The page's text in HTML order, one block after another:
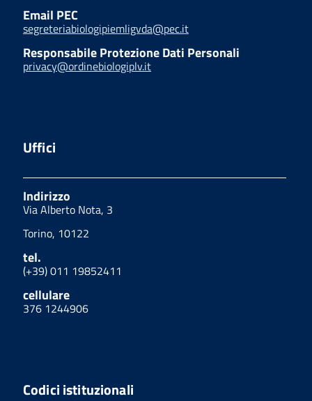
Email PEC
segreteriabiologipiemligvda@pec.it
Responsabile Protezione Dati Personali
privacy@ordinebiologiplv.it
Uffici
Indirizzo
Via Alberto Nota, 3
Torino, 10122
tel.
(+39) 011 19852411
cellulare
376 1244906
Codici istituzionali